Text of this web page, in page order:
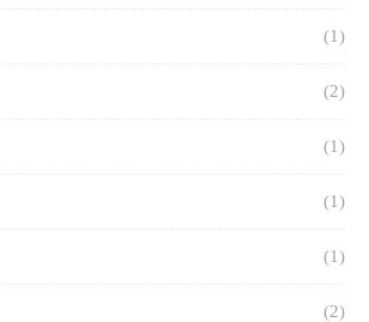
(1)
(2)
(1)
(1)
(1)
(2)